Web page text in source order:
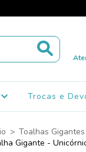
Trocas e
> Toalhas Gigantes
Gigante -